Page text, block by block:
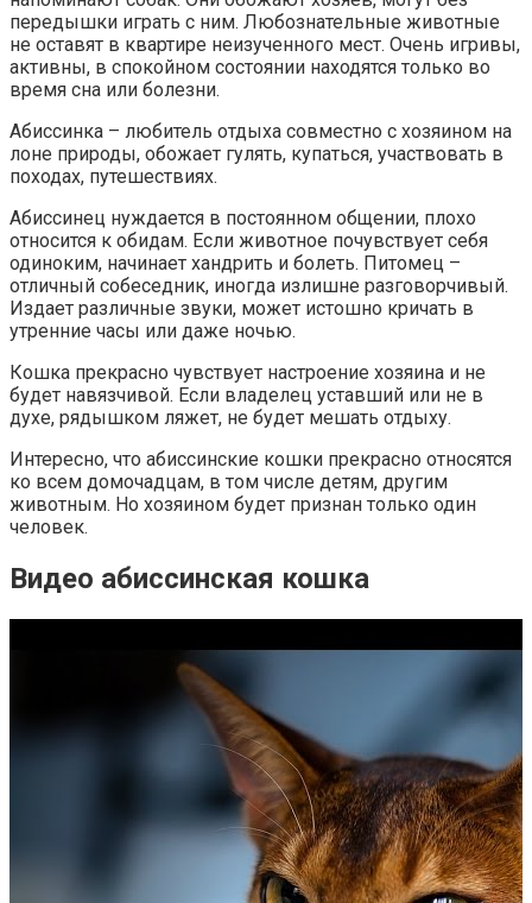
передышки играть с ним. Любознательные животные
не оставят в квартире неизученного мест. Очень игривы,
активны, в спокойном состоянии находятся только во
время сна или болезни.
Абиссинка – любитель отдыха совместно с хозяином на
лоне природы, обожает гулять, купаться, участвовать в
походах, путешествиях.
Абиссинец нуждается в постоянном общении, плохо
относится к обидам. Если животное почувствует себя
одиноким, начинает хандрить и болеть. Питомец –
отличный собеседник, иногда излишне разговорчивый.
Издает различные звуки, может истошно кричать в
утренние часы или даже ночью.
Кошка прекрасно чувствует настроение хозяина и не
будет навязчивой. Если владелец уставший или не в
духе, рядышком ляжет, не будет мешать отдыху.
Интересно, что абиссинские кошки прекрасно относятся
ко всем домочадцам, в том числе детям, другим
животным. Но хозяином будет признан только один
человек.
Видео абиссинская кошка